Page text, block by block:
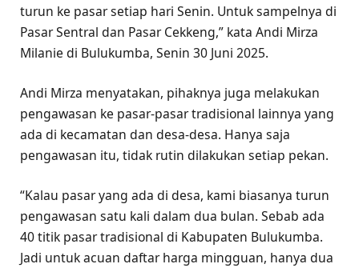
turun ke pasar setiap hari Senin. Untuk sampelnya di
Pasar Sentral dan Pasar Cekkeng,” kata Andi Mirza
Milanie di Bulukumba, Senin 30 Juni 2025.
Andi Mirza menyatakan, pihaknya juga melakukan
pengawasan ke pasar-pasar tradisional lainnya yang
ada di kecamatan dan desa-desa. Hanya saja
pengawasan itu, tidak rutin dilakukan setiap pekan.
“Kalau pasar yang ada di desa, kami biasanya turun
pengawasan satu kali dalam dua bulan. Sebab ada
40 titik pasar tradisional di Kabupaten Bulukumba.
Jadi untuk acuan daftar harga mingguan, hanya dua